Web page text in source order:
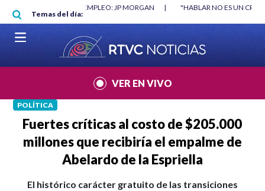
Pasar al contenido principal
Temas del día:
"HABLAR NO ES UN CRIMEN": CARTA DE BETO CORAL |
VER EN VIVO
POLÍTICA
Fuertes críticas al costo de $205.000
millones que recibiría el empalme de
Abelardo de la Espriella
El histórico carácter gratuito de las transiciones